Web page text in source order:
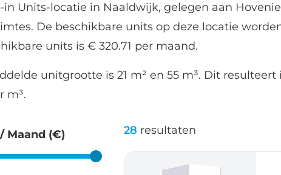
in Units-locatie in Naaldwijk, gelegen aan
De beschikbare units op deze locatie
units is € 320.71 per maand.
unitgrootte is 21 m² en 55 m³. Dit
m³.
28 resultaten
Maand (€)